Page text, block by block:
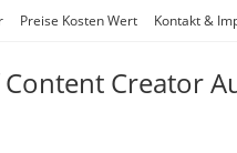
Preise Kosten Wert Kontakt &
Creator